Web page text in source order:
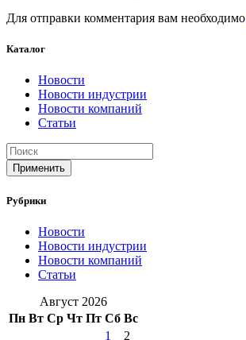
Для отправки комментария вам необходимо
Каталог
Новости
Новости индустрии
Новости компаний
Статьи
Применить
Рубрики
Новости
Новости индустрии
Новости компаний
Статьи
Август 2026
Пн Вт Ср Чт Пт Сб Вс
1
2